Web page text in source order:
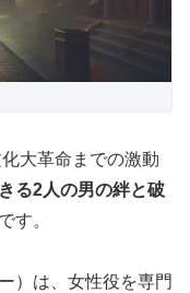
大革命までの激動
る2人の男の絆と破
す。
）は、女性役を専門